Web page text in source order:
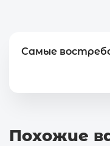
Самые
Похожие